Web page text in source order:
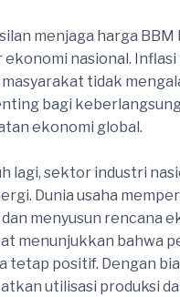
menjaga harga
nasional.
masyarakat tidak
bagi
ekonomi global.
lagi, sektor industri
Dunia usaha
menyusun rencana
menunjukkan bahwa
tetap positif. Dengan
utilisasi produksi